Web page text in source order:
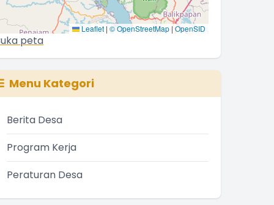
Leaflet | © OpenStreetMap |OpenSID
peta
Menu Kategori
Berita Desa
Program Kerja
Peraturan Desa